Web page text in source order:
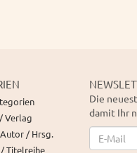
Verlag
/ Hrsg.
Titelreihe
Die
damit Ihr
Newsletter